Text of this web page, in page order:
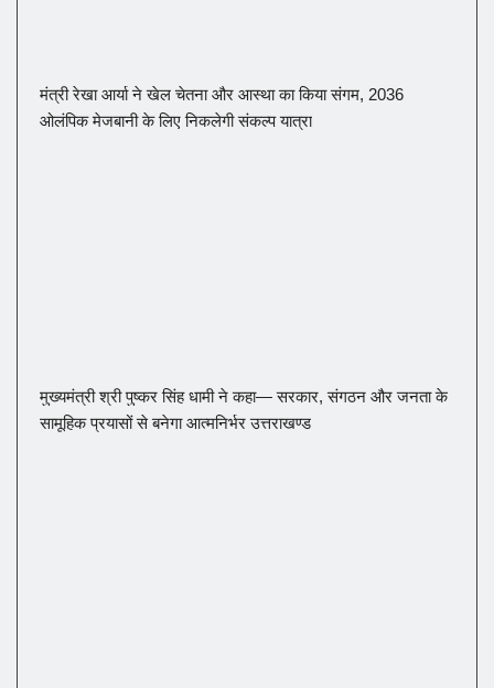
मंत्री रेखा आर्या ने खेल चेतना और आस्था का किया संगम, 2036
ओलंपिक मेजबानी के लिए निकलेगी संकल्प यात्रा
मुख्यमंत्री श्री पुष्कर सिंह धामी ने कहा— सरकार, संगठन और जनता के
सामूहिक प्रयासों से बनेगा आत्मनिर्भर उत्तराखण्ड